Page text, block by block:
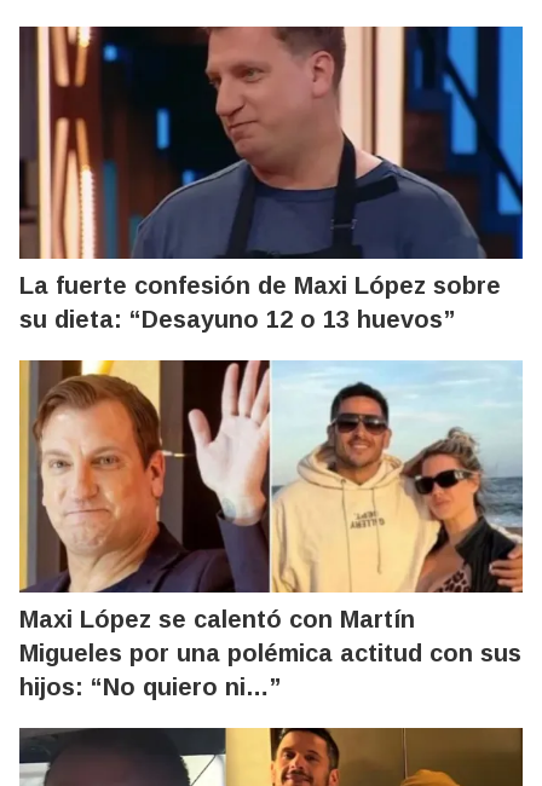
La fuerte confesión de Maxi López sobre
su dieta: “Desayuno 12 o 13 huevos”
Maxi López se calentó con Martín
Migueles por una polémica actitud con sus
hijos: “No quiero ni…”